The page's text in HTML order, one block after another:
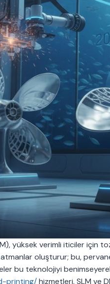
yüksek verimli iticiler için
oluşturur; bu,
bu teknolojiyi
printing/hizmetleri, SLM ve